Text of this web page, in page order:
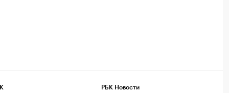
РБК Новости